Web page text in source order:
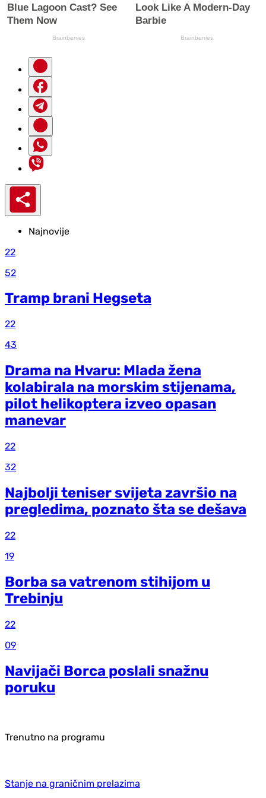
Najnovije
22
52
Tramp brani Hegseta
22
43
Drama na Hvaru: Mlada žena
kolabirala na morskim stijenama,
pilot helikoptera izveo opasan
manevar
22
32
Najbolji teniser svijeta završio na
pregledima, poznato šta se dešava
22
19
Borba sa vatrenom stihijom u
Trebinju
22
09
Navijači Borca poslali snažnu
poruku
Trenutno na programu
Stanje na graničnim prelazima